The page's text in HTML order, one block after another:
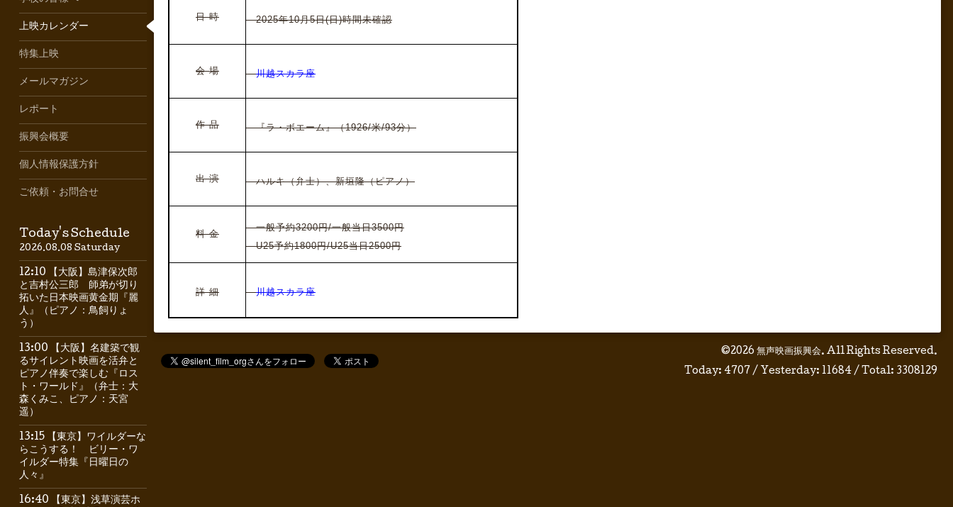
日 時 2025年10月5日(日)時間未確認
会 場 川越スカラ座
作 品 『ラ・ボエーム』（1926/米/93分）
出 演 ハルキ（弁士）、新垣隆（ピアノ）
料 金
一般予約3200円/一般当日3500円
U25予約1800円/U25当日2500円
詳 細 川越スカラ座
©2026 無声映画振興会. All Rights Reserved.
Today: 4707 / Yesterday: 11684 / Total: 3308129
上映カレンダー
特集上映
メールマガジン
レポート
振興会概要
個人情報保護方針
ご依頼・お問合せ
Today's Schedule
2026.08.08 Saturday
12:10 【大阪】島津保次郎
と吉村公三郎 師弟が切り
拓いた日本映画黄金期『麗
人』（ピアノ：鳥飼りょ
う）
13:00 【大阪】名建築で観
るサイレント映画を活弁と
ピアノ伴奏で楽しむ『ロス
ト・ワールド』（弁士：大
森くみこ、ピアノ：天宮
遥）
13:15 【東京】ワイルダーな
らこうする！ ビリー・ワ
イルダー特集『日曜日の
人々』
16:40 【東京】浅草演芸ホ